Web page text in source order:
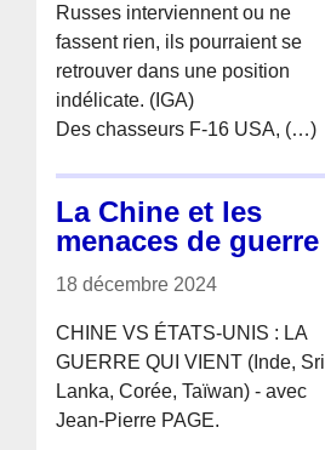
Russes interviennent ou ne
fassent rien, ils pourraient se
retrouver dans une position
indélicate. (IGA)
Des chasseurs F-16 USA, (…)
La Chine et les
menaces de guerre
18 décembre 2024
CHINE VS ÉTATS-UNIS : LA
GUERRE QUI VIENT (Inde, Sri
Lanka, Corée, Taïwan) - avec
Jean-Pierre PAGE.